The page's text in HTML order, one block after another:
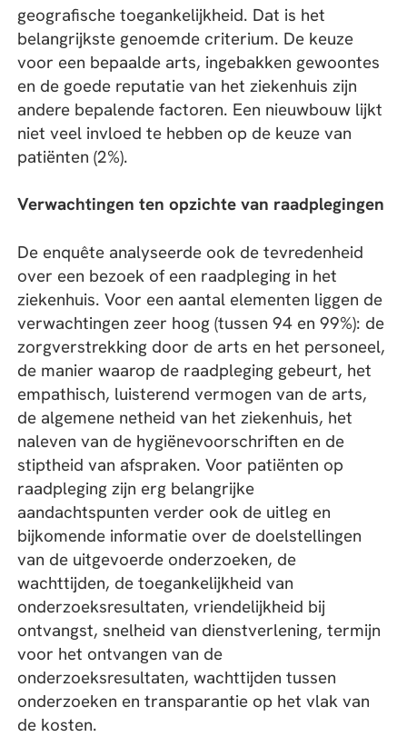
geografische toegankelijkheid. Dat is het
belangrijkste genoemde criterium. De keuze
voor een bepaalde arts, ingebakken gewoontes
en de goede reputatie van het ziekenhuis zijn
andere bepalende factoren. Een nieuwbouw lijkt
niet veel invloed te hebben op de keuze van
patiënten (2%).
Verwachtingen ten opzichte van raadplegingen
De enquête analyseerde ook de tevredenheid
over een bezoek of een raadpleging in het
ziekenhuis. Voor een aantal elementen liggen de
verwachtingen zeer hoog (tussen 94 en 99%): de
zorgverstrekking door de arts en het personeel,
de manier waarop de raadpleging gebeurt, het
empathisch, luisterend vermogen van de arts,
de algemene netheid van het ziekenhuis, het
naleven van de hygiënevoorschriften en de
stiptheid van afspraken. Voor patiënten op
raadpleging zijn erg belangrijke
aandachtspunten verder ook de uitleg en
bijkomende informatie over de doelstellingen
van de uitgevoerde onderzoeken, de
wachttijden, de toegankelijkheid van
onderzoeksresultaten, vriendelijkheid bij
ontvangst, snelheid van dienstverlening, termijn
voor het ontvangen van de
onderzoeksresultaten, wachttijden tussen
onderzoeken en transparantie op het vlak van
de kosten.